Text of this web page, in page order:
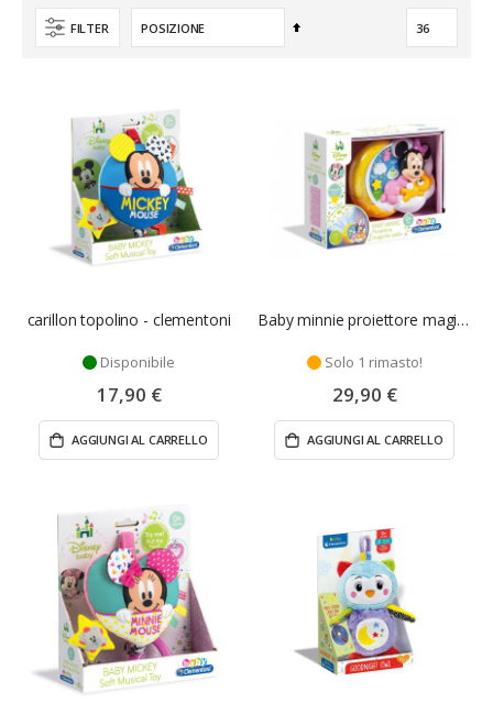
FILTER
Imposta
carillon topolino - clementoni
Disponibile
17,90 €
AGGIUNGI AL CARRELLO
Baby minnie proiettore magiche stelle - Clementoni
Solo 1 rimasto!
29,90 €
AGGIUNGI AL CARRELLO